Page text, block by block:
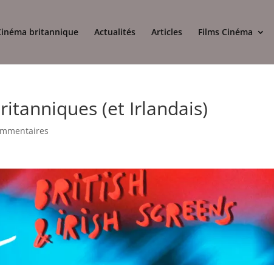
britannique Actualités Articles Films Cinéma
(et Irlandais)